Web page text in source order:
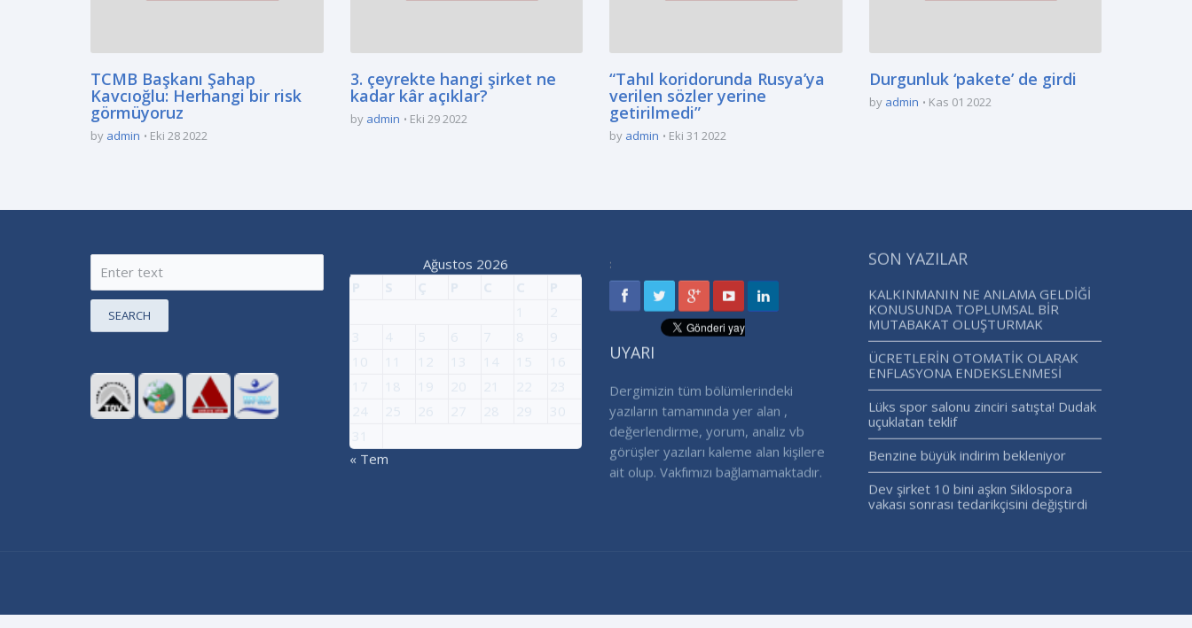
TCMB Başkanı Şahap
Kavcıoğlu: Herhangi bir risk
görmüyoruz
by admin Eki 28 2022
3. çeyrekte hangi şirket ne
kadar kâr açıklar?
by admin Eki 29 2022
“Tahıl koridorunda Rusya’ya
verilen sözler yerine
getirilmedi”
by admin Eki 31 2022
Durgunluk ‘pakete’ de girdi
by admin Kas 01 2022
SEARCH
Ağustos 2026
P
S Ç P C C
P
1
2
4 5 6 8
9
10
11 12 13 14 15
16
17
18 19 20 21 22
23
24
25 26 27 28 29
30
31
« Tem
:
UYARI
Dergimizin tüm bölümlerindeki
yazıların tamamında yer alan ,
değerlendirme, yorum, analiz vb
görüşler yazıları kaleme alan kişilere
ait olup. Vakfımızı bağlamamaktadır.
SON YAZILAR
KALKINMANIN NE ANLAMA GELDİĞİ
KONUSUNDA TOPLUMSAL BİR
MUTABAKAT OLUŞTURMAK
ÜCRETLERİN OTOMATİK OLARAK
ENFLASYONA ENDEKSLENMESİ
Lüks spor salonu zinciri satışta! Dudak
uçuklatan teklif
Benzine büyük indirim bekleniyor
Dev şirket 10 bini aşkın Siklospora
vakası sonrası tedarikçisini değiştirdi